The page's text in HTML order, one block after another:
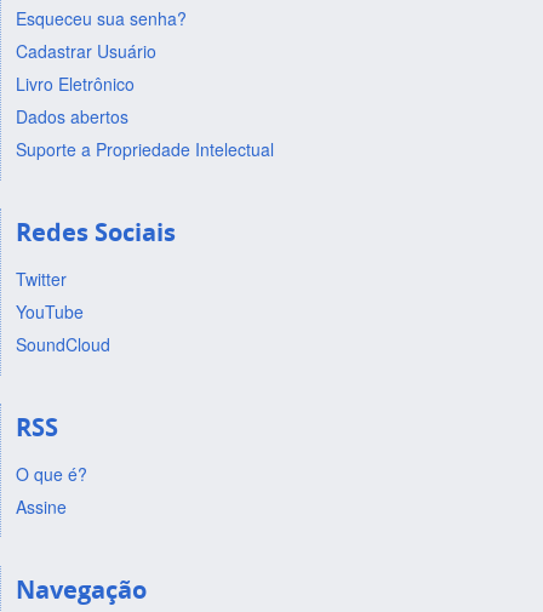
Esqueceu sua senha?
Cadastrar Usuário
Livro Eletrônico
Dados abertos
Suporte a Propriedade Intelectual
Redes Sociais
Twitter
YouTube
SoundCloud
RSS
O que é?
Assine
Navegação